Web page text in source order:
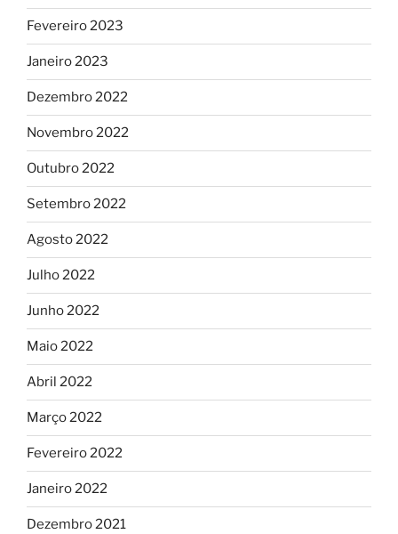
Fevereiro 2023
Janeiro 2023
Dezembro 2022
Novembro 2022
Outubro 2022
Setembro 2022
Agosto 2022
Julho 2022
Junho 2022
Maio 2022
Abril 2022
Março 2022
Fevereiro 2022
Janeiro 2022
Dezembro 2021